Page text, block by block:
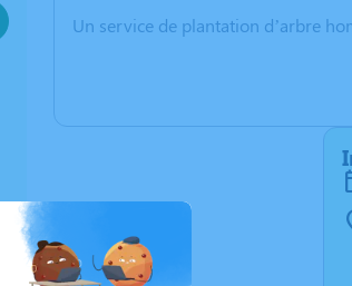
Un service de plantation d’arbre